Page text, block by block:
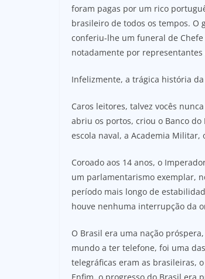
foram pagas por um rico
brasileiro de todos os tempos. O
conferiu-lhe um funeral de
notadamente por
Infelizmente, a trágica história
Caros leitores, talvez vocês
abriu os portos, criou o Banco
escola naval, a Academia Militar,
Coroado aos 14 anos, o
um parlamentarismo exemplar,
período mais longo de
houve nenhuma interrupção da
O Brasil era uma nação
mundo a ter telefone, foi uma
telegráficas eram as brasileiras,